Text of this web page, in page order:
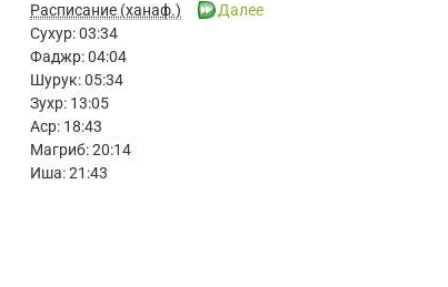
Расписание (ханаф.)
Сухур:03:34
Фаджр:04:04
Шурук:05:34
Зухр: 13:05
Аср: 18:43
Магриб:20:14
Иша:21:43
Далее